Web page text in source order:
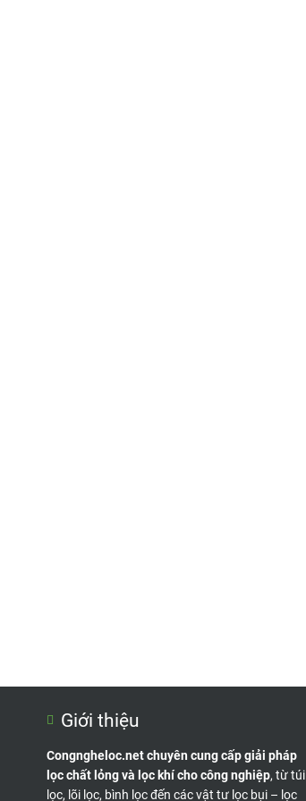
Giới thiệu
Congngheloc.net chuyên cung cấp giải pháp
lọc chất lỏng và lọc khí cho công nghiệp, từ túi
lọc, lõi lọc, bình lọc đến các vật tư lọc bụi – lọc